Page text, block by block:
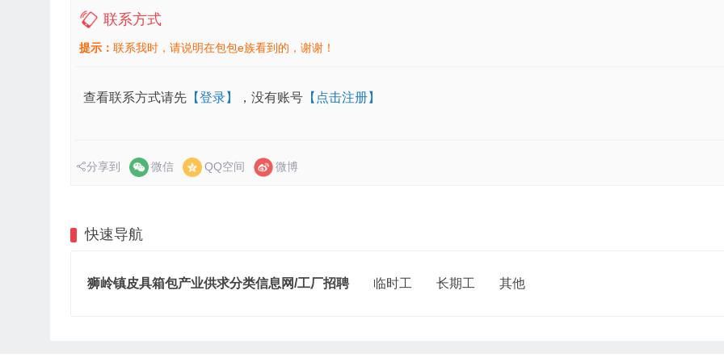
联系方式
提示： 联系我时，请说明在包包e族看到的，谢谢！
查看联系方式请先 【登录】 ，没有账号 【点击注册】
分享到 微信 QQ空间 微博
快速导航
狮岭镇皮具箱包产业供求分类信息网/工厂招聘 临时工 长期工 其他